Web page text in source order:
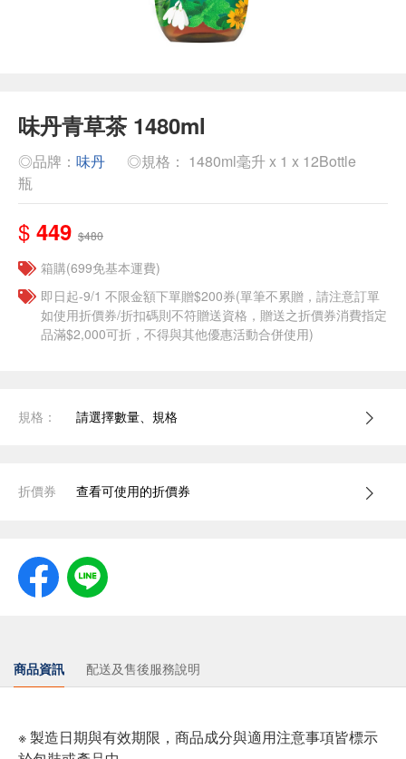
味丹青草茶 1480ml
◎品牌： 味丹
◎規格： 1480ml毫升 x 1 x 12Bottle
瓶
$ 449 $480
箱購(699免基本運費)
即日起-9/1 不限金額下單贈$200券(單筆不累贈，請注意訂單
如使用折價券/折扣碼則不符贈送資格，贈送之折價券消費指定
品滿$2,000可折，不得與其他優惠活動合併使用)
規格： 請選擇數量、規格
折價券 查看可使用的折價券
商品資訊 配送及售後服務說明
※ 製造日期與有效期限，商品成分與適用注意事項皆標示